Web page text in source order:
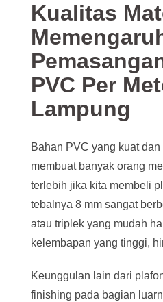
Kualitas
PVC Per
Lampung
Bahan PVC yang kuat
membuat banyak orang
terlebih jika kita membeli
tebalnya 8 mm sangat
atau triplek yang mudah
kelembapan yang tinggi,
Keunggulan lain dari
finishing pada bagian